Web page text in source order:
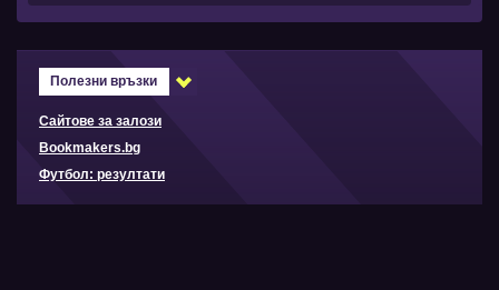
Полезни връзки
Сайтове за залози
Bookmakers.bg
Футбол: резултати